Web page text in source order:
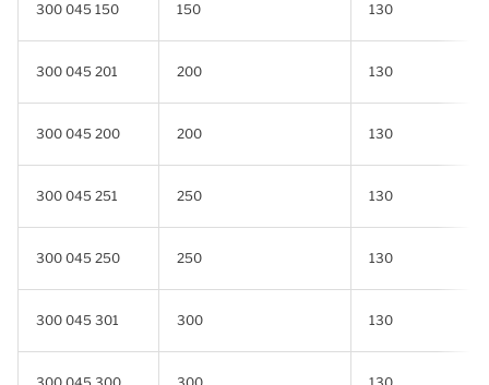
300 045 150 150 130
300 045 201 200 130
300 045 200 200 130
300 045 251 250 130
300 045 250 250 130
300 045 301 300 130